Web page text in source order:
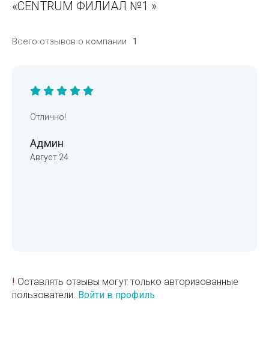
«CENTRUM ФИЛИАЛ №1 »
Всего отзывов о компании 1
Отлично!
Админ
Август 24
! Оставлять отзывы могут только авторизованные
пользователи. Войти в профиль